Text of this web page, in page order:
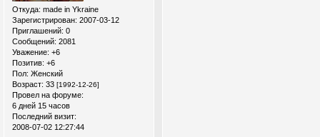
Откуда: made in Ykraine
Зарегистрирован: 2007-03-12
Приглашений: 0
Сообщений: 2081
Уважение: +6
Позитив: +6
Пол: Женский
Возраст: 33 [1992-12-26]
Провел на форуме:
6 дней 15 часов
Последний визит:
2008-07-02 12:27:44